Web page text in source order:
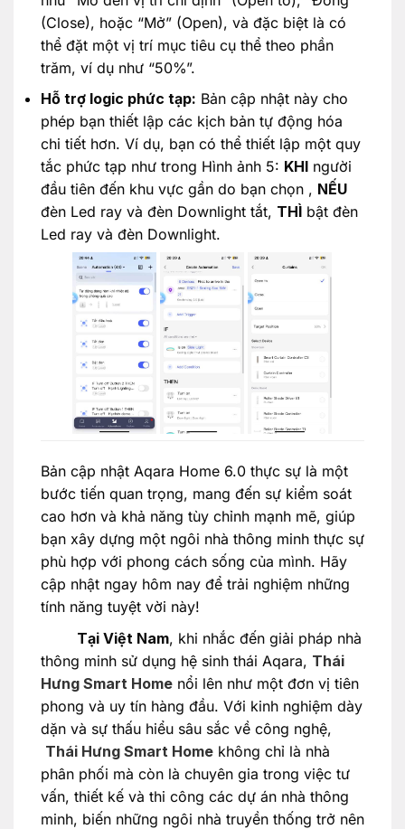
(Close), hoặc “Mở” (Open), và đặc biệt là có
thể đặt một vị trí mục tiêu cụ thể theo phần
trăm, ví dụ như “50%”.
Hỗ trợ logic phức tạp: Bản cập nhật này cho
phép bạn thiết lập các kịch bản tự động hóa
chi tiết hơn. Ví dụ, bạn có thể thiết lập một quy
tắc phức tạp như trong Hình ảnh 5: KHIngười
đầu tiên đến khu vực gần do bạn chọn , NẾU
đèn Led ray và đèn Downlight tắt, THÌbật đèn
Led ray và đèn Downlight.
Bản cập nhật Aqara Home 6.0 thực sự là một
bước tiến quan trọng, mang đến sự kiểm soát
cao hơn và khả năng tùy chỉnh mạnh mẽ, giúp
bạn xây dựng một ngôi nhà thông minh thực sự
phù hợp với phong cách sống của mình. Hãy
cập nhật ngay hôm nay để trải nghiệm những
tính năng tuyệt vời này!
Tại Việt Nam, khi nhắc đến giải pháp nhà
thông minh sử dụng hệ sinh thái Aqara, Thái
Hưng Smart Homenổi lên như một đơn vị tiên
phong và uy tín hàng đầu. Với kinh nghiệm dày
dặn và sự thấu hiểu sâu sắc về công nghệ,
Thái Hưng Smart Homekhông chỉ là nhà
phân phối mà còn là chuyên gia trong việc tư
vấn, thiết kế và thi công các dự án nhà thông
minh, biến những ngôi nhà truyền thống trở nên